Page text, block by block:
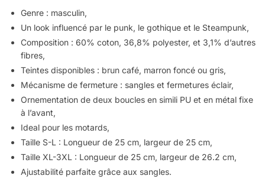
Genre : masculin,
Un look influencé par le punk, le gothique et le Steampunk,
Composition : 60% coton, 36,8% polyester, et 3,1% d’autres
fibres,
Teintes disponibles : brun café, marron foncé ou gris,
Mécanisme de fermeture : sangles et fermetures éclair,
Ornementation de deux boucles en simili PU et en métal fixe
à l’avant,
Ideal pour les motards,
Taille S-L : Longueur de 25 cm, largeur de 25 cm,
Taille XL-3XL : Longueur de 25 cm, largeur de 26.2 cm,
Ajustabilité parfaite grâce aux sangles.